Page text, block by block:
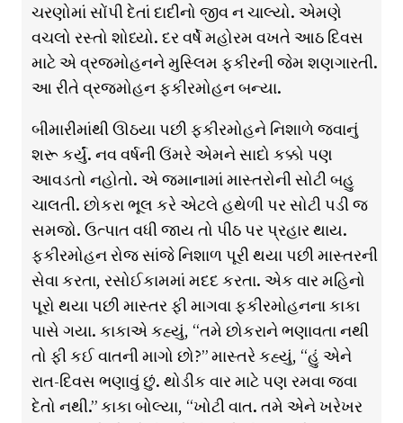
ચરણોમાં સોંપી દેતાં દાદીનો જીવ ન ચાલ્યો. એમણે
વચલો રસ્તો શોધ્યો. દર વર્ષે મહોરમ વખતે આઠ દિવસ
માટે એ વ્રજમોહનને મુસ્લિમ ફકીરની જેમ શણગારતી.
આ રીતે વ્રજમોહન ફકીરમોહન બન્યા.
બીમારીમાંથી ઊઠયા પછી ફકીરમોહને નિશાળે જવાનું
શરૂ કર્યું. નવ વર્ષની ઉંમરે એમને સાદો કક્કો પણ
આવડતો નહોતો. એ જમાનામાં માસ્તરોની સોટી બહુ
ચાલતી. છોકરા ભૂલ કરે એટલે હથેળી પર સોટી પડી જ
સમજો. ઉત્પાત વધી જાય તો પીઠ પર પ્રહાર થાય.
ફકીરમોહન રોજ સાંજે નિશાળ પૂરી થયા પછી માસ્તરની
સેવા કરતા, રસોઈકામમાં મદદ કરતા. એક વાર મહિનો
પૂરો થયા પછી માસ્તર ફી માગવા ફકીરમોહનના કાકા
પાસે ગયા. કાકાએ કહ્યું, “તમે છોકરાને ભણાવતા નથી
તો ફી કઈ વાતની માગો છો?” માસ્તરે કહ્યું, “હું એને
રાત-દિવસ ભણાવું છું. થોડીક વાર માટે પણ રમવા જવા
દેતો નથી.” કાકા બોલ્યા, “ખોટી વાત. તમે એને ખરેખર